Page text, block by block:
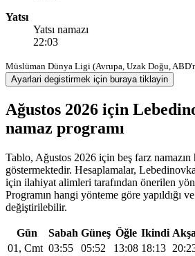
Yatsı
Yatsı namazı
22:03
Müslüman Dünya Ligi (Avrupa, Uzak Doğu,
Ayarlari degistirmek için buraya tiklayin
Ağustos 2026 için
namaz programı
Tablo, Ağustos 2026 için beş farz namazın
göstermektedir. Hesaplamalar,
için ilahiyat alimleri tarafından önerilen
Programın hangi yönteme göre yapıldığı
değiştirilebilir.
Gün Sabah Güneş Öğle Ikindi
01, Cmt 03:55 05:52 13:08 18:13